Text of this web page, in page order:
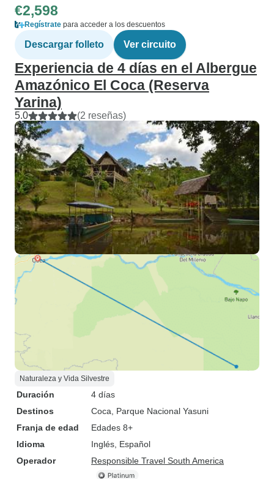
€2,598
Regístrate para acceder a los descuentos
Descargar folleto Ver circuito
Experiencia de 4 días en el Albergue
Amazónico El Coca (Reserva
Yarina)
5.0 (2 reseñas)
Naturaleza y Vida Silvestre
Duración
4 días
Destinos
Coca , Parque Nacional Yasuni
Franja de edad
Edades 8+
Idioma
Inglés, Español
Operador
Responsible Travel South America